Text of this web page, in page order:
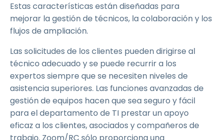
Estas características están diseñadas para
mejorar la gestión de técnicos, la colaboración y los
flujos de ampliación.
Las solicitudes de los clientes pueden dirigirse al
técnico adecuado y se puede recurrir a los
expertos siempre que se necesiten niveles de
asistencia superiores. Las funciones avanzadas de
gestión de equipos hacen que sea seguro y fácil
para el departamento de TI prestar un apoyo
eficaz a los clientes, asociados y compañeros de